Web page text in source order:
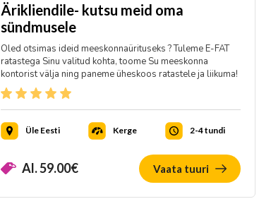
Ärikliendile- kutsu meid oma
sündmusele
Oled otsimas ideid meeskonnaürituseks ? Tuleme E-FAT
ratastega Sinu valitud kohta, toome Su meeskonna
kontorist välja ning paneme üheskoos ratastele ja liikuma!
Üle Eesti Kerge 2-4 tundi
Al.59.00€ Vaata tuuri